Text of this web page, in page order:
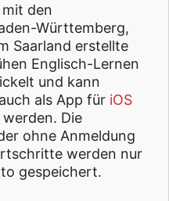
den
Württemberg,
Saarland erstellte
Englisch-Lernen
und kann
als App für iOS
Die
ohne Anmeldung
werden nur
gespeichert.